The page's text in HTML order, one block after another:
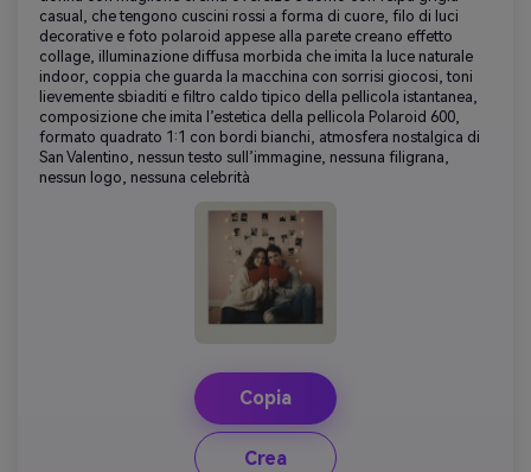
casual, che tengono cuscini rossi a forma di cuore, filo di luci
decorative e foto polaroid appese alla parete creano effetto
collage, illuminazione diffusa morbida che imita la luce naturale
indoor, coppia che guarda la macchina con sorrisi giocosi, toni
lievemente sbiaditi e filtro caldo tipico della pellicola istantanea,
composizione che imita l’estetica della pellicola Polaroid 600,
formato quadrato 1:1 con bordi bianchi, atmosfera nostalgica di
San Valentino, nessun testo sull’immagine, nessuna filigrana,
nessun logo, nessuna celebrità
Copia
Crea